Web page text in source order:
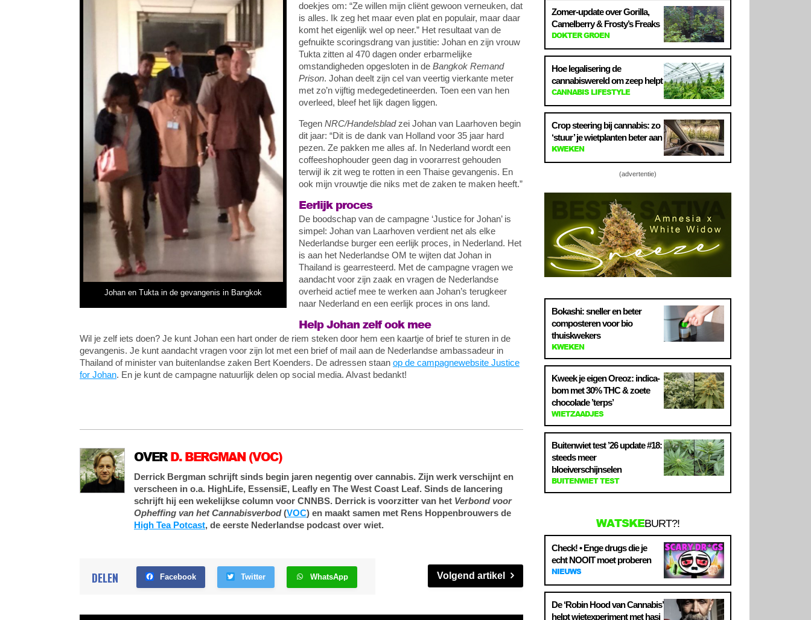
Johan en Tukta in de gevangenis in Bangkok
doekjes om: “Ze willen mijn cliënt gewoon verneuken, dat
is alles. Ik zeg het maar even plat en populair, maar daar
komt het eigenlijk wel op neer.” Het resultaat van de
gefnuikte scoringsdrang van justitie: Johan en zijn vrouw
Tukta zitten al 470 dagen onder erbarmelijke
omstandigheden opgesloten in de Bangkok Remand
Prison. Johan deelt zijn cel van veertig vierkante meter
met zo’n vijftig medegedetineerden. Toen een van hen
overleed, bleef het lijk dagen liggen.
Tegen NRC/Handelsbladzei Johan van Laarhoven begin
dit jaar: “Dit is de dank van Holland voor 35 jaar hard
pezen. Ze pakken me alles af. In Nederland wordt een
coffeeshophouder geen dag in voorarrest gehouden
terwijl ik zit weg te rotten in een Thaise gevangenis. En
ook mijn vrouwtje die niks met de zaken te maken heeft.”
Eerlijk proces
De boodschap van de campagne ‘Justice for Johan’ is
simpel: Johan van Laarhoven verdient net als elke
Nederlandse burger een eerlijk proces, in Nederland. Het
is aan het Nederlandse OM te wijten dat Johan in
Thailand is gearresteerd. Met de campagne vragen we
aandacht voor zijn zaak en vragen de Nederlandse
overheid actief mee te werken aan Johan’s terugkeer
naar Nederland en een eerlijk proces in ons land.
Help Johan zelf ook mee
Wil je zelf iets doen? Je kunt Johan een hart onder de riem steken door hem een kaartje of brief te sturen in de
gevangenis. Je kunt aandacht vragen voor zijn lot met een brief of mail aan de Nederlandse ambassadeur in
Thailand of minister van buitenlandse zaken Bert Koenders. De adressen staan op de campagnewebsite Justice
for Johan. En je kunt de campagne natuurlijk delen op social media. Alvast bedankt!
OVERD. BERGMAN (VOC)
Derrick Bergman schrijft sinds begin jaren negentig over cannabis. Zijn werk verschijnt en
verscheen in o.a. HighLife, EssensiE, Leafly en The West Coast Leaf. Sinds de lancering
schrijft hij een wekelijkse column voor CNNBS. Derrick is voorzitter van het Verbond voor
Opheffing van het Cannabisverbod(VOC) en maakt samen met Rens Hoppenbrouwers de
High Tea Potcast, de eerste Nederlandse podcast over wiet.
DELEN Facebook Twitter WhatsApp Volgend artikel
Zomer-update over Gorilla,
Camelberry & Frosty’s Freaks
DOKTER GROEN
Hoe legalisering de
cannabiswereld om zeep helpt
CANNABIS LIFESTYLE
Crop steering bij cannabis: zo
‘stuur’ je wietplanten beter aan
KWEKEN
(advertentie)
Bokashi: sneller en beter
composteren voor bio
thuiskwekers
KWEKEN
Kweek je eigen Oreoz: indica-
bom met 30% THC & zoete
chocolade ’terps’
WIETZAADJES
Buitenwiet test ’26 update #18:
steeds meer
bloeiverschijnselen
BUITENWIET TEST
WATSKEBURT?!
Check! • Enge drugs die je
echt NOOIT moet proberen
NIEUWS
De ‘Robin Hood van Cannabis’
helpt wietexperiment met hasj